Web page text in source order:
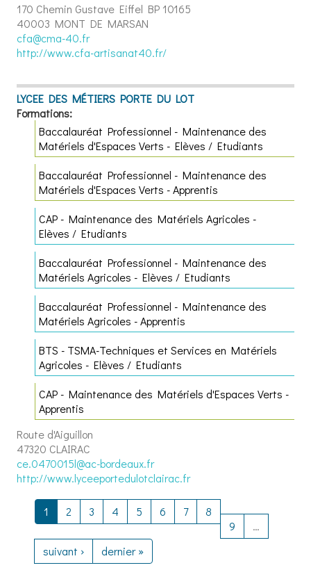
170 Chemin Gustave Eiffel BP 10165
40003 MONT DE MARSAN
cfa@cma-40.fr
http://www.cfa-artisanat40.fr/
LYCEE DES MÉTIERS PORTE DU LOT
Formations:
Baccalauréat Professionnel - Maintenance des
Matériels d'Espaces Verts - Elèves / Etudiants
Baccalauréat Professionnel - Maintenance des
Matériels d'Espaces Verts - Apprentis
CAP - Maintenance des Matériels Agricoles -
Elèves / Etudiants
Baccalauréat Professionnel - Maintenance des
Matériels Agricoles - Elèves / Etudiants
Baccalauréat Professionnel - Maintenance des
Matériels Agricoles - Apprentis
BTS - TSMA-Techniques et Services en Matériels
Agricoles - Elèves / Etudiants
CAP - Maintenance des Matériels d'Espaces Verts -
Apprentis
Route d'Aiguillon
47320 CLAIRAC
ce.0470015l@ac-bordeaux.fr
http://www.lyceeportedulotclairac.fr
1 2 3 4 5 6 7
8
9
…
suivant ›
dernier »